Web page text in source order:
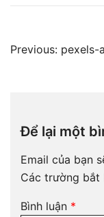
Điều
Previous: pexels-
Để lại một
Email của bạn
Các trường bắt
Bình luận *